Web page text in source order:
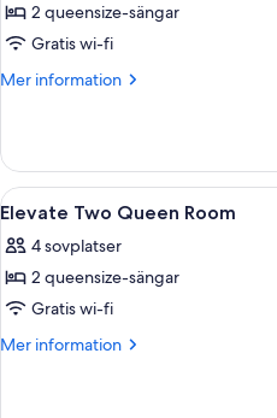
för
Select
Two
2 queensize-sängar
Gratis wi-fi
Mer information
Mer
Two
Queen
Room
Öppna
alla
foton
för
Elevate
Two
4
Elevate Two Queen Room
4 sovplatser
2 queensize-sängar
Gratis wi-fi
Mer information
Mer